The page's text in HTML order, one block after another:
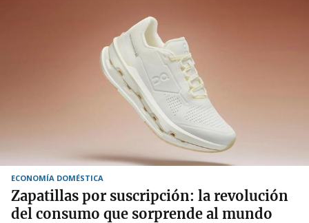
ECONOMÍA DOMÉSTICA
Zapatillas por suscripción: la revolución
del consumo que sorprende al mundo